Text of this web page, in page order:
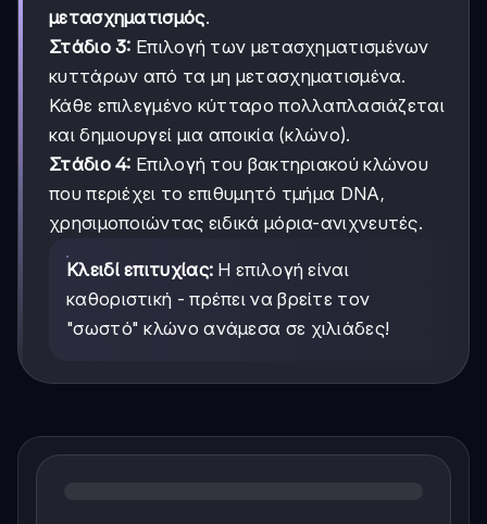
μετασχηματισμός.
Στάδιο 3: Επιλογή των μετασχηματισμένων
κυττάρων από τα μη μετασχηματισμένα.
Κάθε επιλεγμένο κύτταρο πολλαπλασιάζεται
και δημιουργεί μια αποικία (κλώνο).
Στάδιο 4: Επιλογή του βακτηριακού κλώνου
που περιέχει το επιθυμητό τμήμα DNA,
χρησιμοποιώντας ειδικά μόρια-ανιχνευτές.
Κλειδί επιτυχίας: Η επιλογή είναι
καθοριστική - πρέπει να βρείτε τον
"σωστό" κλώνο ανάμεσα σε χιλιάδες!